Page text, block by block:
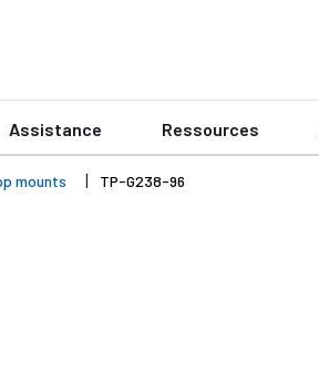
Assistance Ressources
mounts TP-G238-96